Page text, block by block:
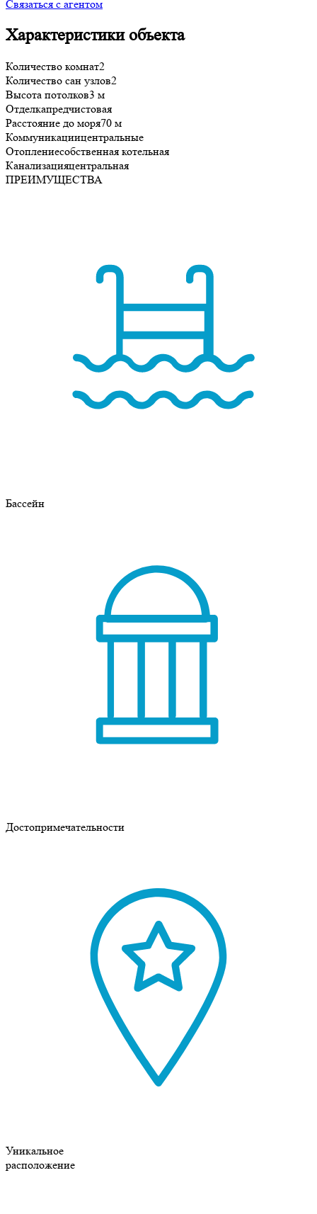
Связаться с агентом
Характеристики объекта
Количество комнат2
Количество сан узлов2
Высота потолков3 м
Отделкапредчистовая
Расстояние до моря70 м
Коммуникациицентральные
Отоплениесобственная котельная
Канализацияцентральная
ПРЕИМУЩЕСТВА
Бассейн
Достопримечательности
Уникальное
расположение